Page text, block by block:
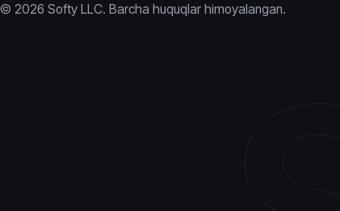
© 2026 Softy LLC. Barcha huquqlar himoyalangan.